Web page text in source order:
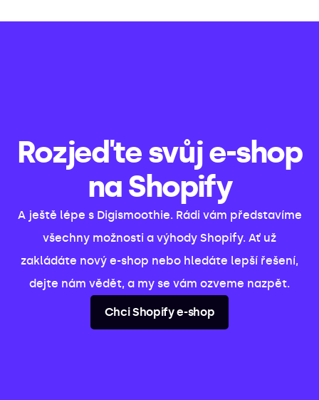
Rozjeďte svůj e-shop
na Shopify
A ještě lépe s Digismoothie. Rádi vám představíme
všechny možnosti a výhody Shopify. Ať už
zakládáte nový e-shop nebo hledáte lepší řešení,
dejte nám vědět, a my se vám ozveme nazpět.
Chci Shopify e-shop